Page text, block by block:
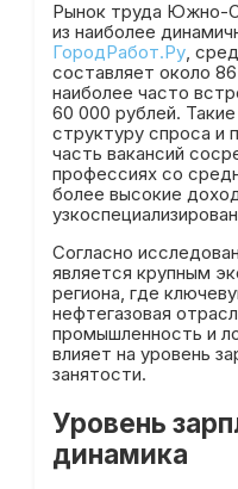
Рынок труда Южно-
из наиболее
ГородРабот.Ру,
составляет около
наиболее часто
60 000 рублей.
структуру спроса и
часть вакансий
профессиях со
более высокие
Согласно
является крупным
региона, где
нефтегазовая
промышленность и
влияет на уровень
занятости.
Уровень
динамика